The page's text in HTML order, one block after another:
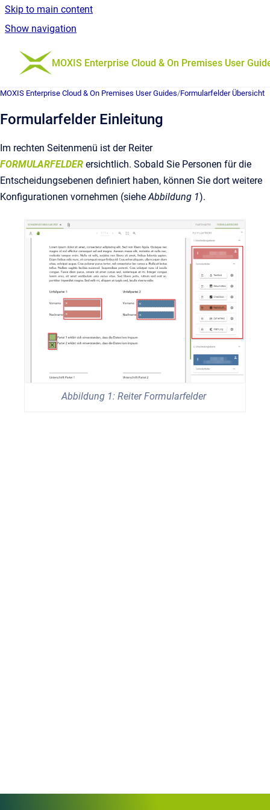
Skip to main content
Show navigation
Go to homepage
MOXIS Enterprise Cloud & On Premises User
MOXIS Enterprise Cloud & On Premises User Guides/Formularfelder Übersicht
Formularfelder Einleitung
Im rechten Seitenmenü ist der Reiter
FORMULARFELDER ersichtlich. Sobald Sie Personen für die
Entscheidungsebenen definiert haben, können Sie dort weitere
Konfigurationen vornehmen (sieheAbbildung 1).
Abbildung 1: Reiter Formularfelder